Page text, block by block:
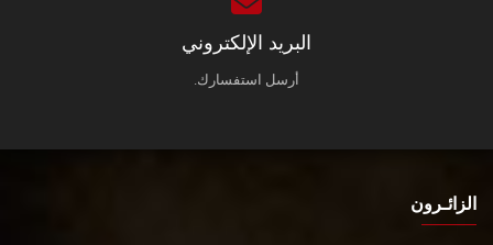
البريد الإلكتروني
أرسل استفسارك.
الزائـرون